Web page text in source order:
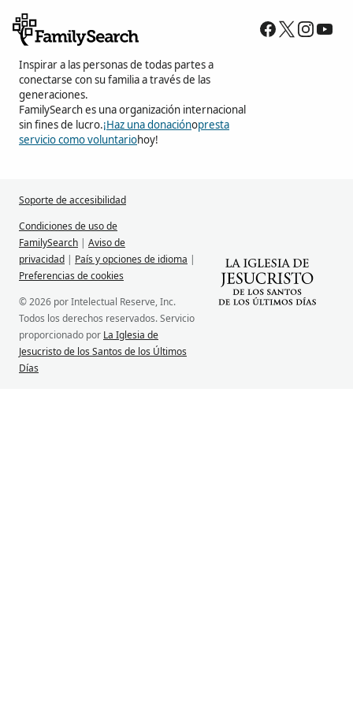
Inspirar a las personas de todas partes a
conectarse con su familia a través de las
generaciones.
FamilySearch es una organización internacional
sin fines de lucro.¡Haz una donaciónopresta
servicio como voluntariohoy!
Soporte de accesibilidad
Condiciones de uso de
FamilySearch | Aviso de
privacidad | País y opciones de idioma |
Preferencias de cookies
© 2026 por Intelectual Reserve, Inc.
Todos los derechos reservados. Servicio
proporcionado por La Iglesia de
Jesucristo de los Santos de los Últimos
Días